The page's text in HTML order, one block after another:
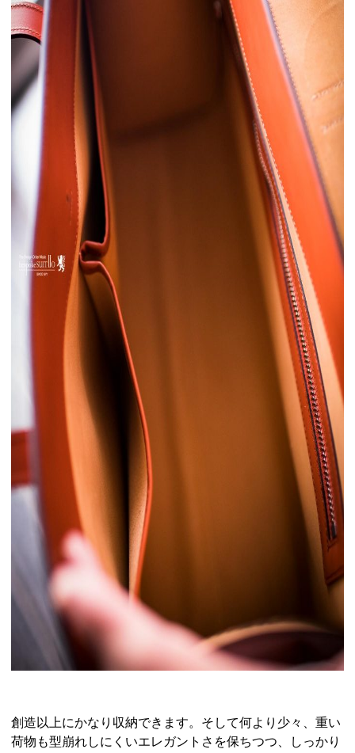
創造以上にかなり収納できます。そして何より少々、重い
荷物も型崩れしにくいエレガントさを保ちつつ、しっかり